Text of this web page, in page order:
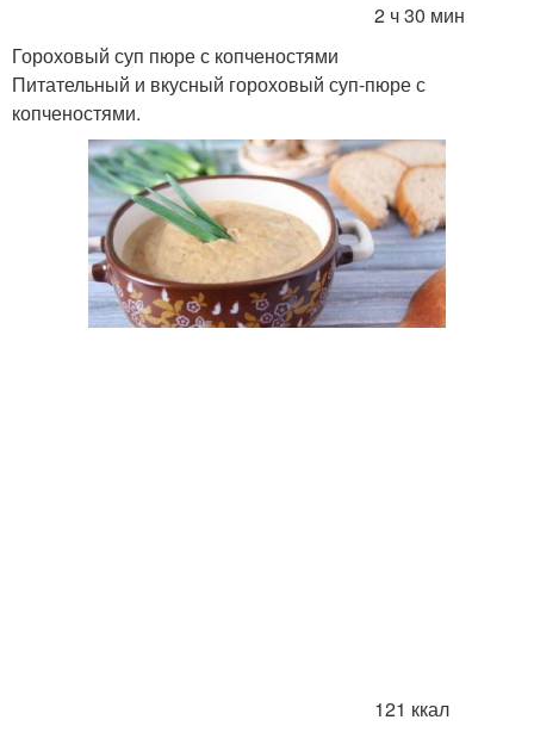
2 ч 30 мин
Гороховый суп пюре с копченостями
Питательный и вкусный гороховый суп-пюре с
копченостями.
121 ккал